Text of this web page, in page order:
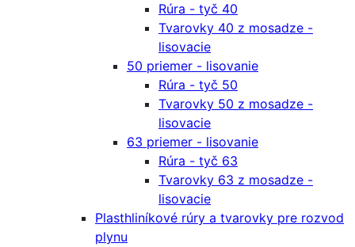
Rúra - tyč 40
Tvarovky 40 z mosadze -
lisovacie
50 priemer - lisovanie
Rúra - tyč 50
Tvarovky 50 z mosadze -
lisovacie
63 priemer - lisovanie
Rúra - tyč 63
Tvarovky 63 z mosadze -
lisovacie
Plasthliníkové rúry a tvarovky pre rozvod
plynu